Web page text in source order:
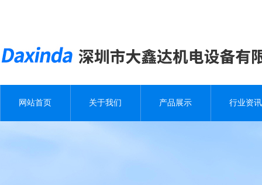
网站首页 关于我们 产品展示 行业资讯